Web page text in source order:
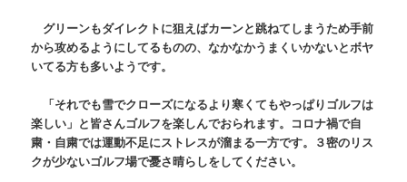
グリーンもダイレクトに狙えばカーンと跳ねてしまうため手前
から攻めるようにしてるものの、なかなかうまくいかないとボヤ
いてる方も多いようです。
「それでも雪でクローズになるより寒くてもやっぱりゴルフは
楽しい」と皆さんゴルフを楽しんでおられます。コロナ禍で自
粛・自粛では運動不足にストレスが溜まる一方です。３密のリス
クが少ないゴルフ場で憂さ晴らしをしてください。